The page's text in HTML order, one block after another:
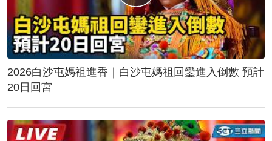
2026白沙屯媽祖進香｜白沙屯媽祖回鑾進入倒數 預計
20日回宮